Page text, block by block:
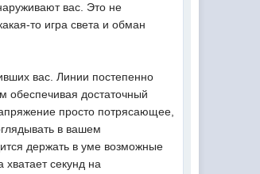
вас. Это не
то игра света и обман
вас. Линии постепенно
обеспечивая достаточный
просто потрясающее,
в вашем
держать в уме возможные
секунд на